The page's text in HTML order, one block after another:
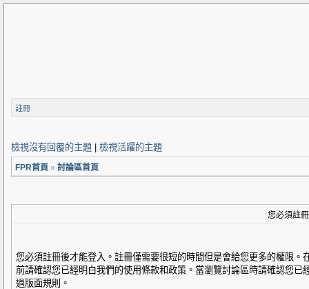
註冊
檢視沒有回覆的主題 檢視活躍的主題
FPR首頁 » 討論區首頁
您必須註
您必須註冊後才能登入。註冊僅需要很短的時間但是會給您更多的權限。
前請確認您已經明白我們的使用條款和政策。當瀏覽討論區時請確認您已
過版面規則。